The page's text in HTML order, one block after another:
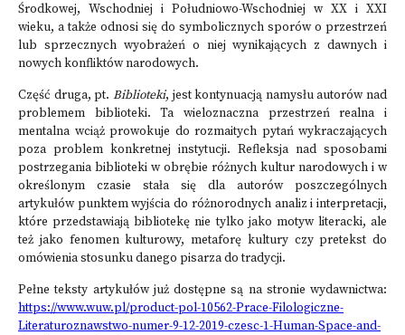
Środkowej, Wschodniej i Południowo-Wschodniej w XX i XXI
wieku, a także odnosi się do symbolicznych sporów o przestrzeń
lub sprzecznych wyobrażeń o niej wynikających z dawnych i
nowych konfliktów narodowych.
Część druga, pt. Biblioteki, jest kontynuacją namysłu autorów nad
problemem biblioteki. Ta wieloznaczna przestrzeń realna i
mentalna wciąż prowokuje do rozmaitych pytań wykraczających
poza problem konkretnej instytucji. Refleksja nad sposobami
postrzegania biblioteki w obrębie różnych kultur narodowych i w
określonym czasie stała się dla autorów poszczególnych
artykułów punktem wyjścia do różnorodnych analiz i interpretacji,
które przedstawiają bibliotekę nie tylko jako motyw literacki, ale
też jako fenomen kulturowy, metaforę kultury czy pretekst do
omówienia stosunku danego pisarza do tradycji.
Pełne teksty artykułów już dostępne są na stronie wydawnictwa:
https://www.wuw.pl/product-pol-10562-Prace-Filologiczne-
Literaturoznawstwo-numer-9-12-2019-czesc-1-Human-Space-and-